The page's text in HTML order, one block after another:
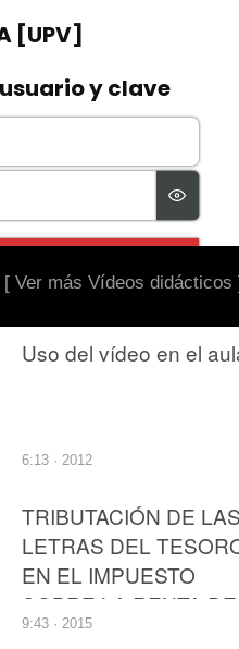
[ Ver más Vídeos didácticos
Uso del vídeo en el
6:13 · 2012
TRIBUTACIÓN DE
LETRAS DEL
EN EL IMPUESTO
SOBRE LA RENTA DE
LAS PERSONAS
9:43 · 2015